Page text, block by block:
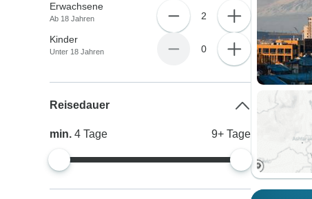
Erwachsene
Ab 18 Jahren 2
Kinder
Unter 18 Jahren 0
Reisedauer
min.4Tage 9+ Tage